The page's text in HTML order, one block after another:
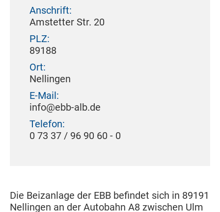
Die Beizanlage der EBB befindet sich in 89191
Nellingen an der Autobahn A8 zwischen Ulm
Anschrift:
Amstetter Str. 20
PLZ:
89188
Ort:
Nellingen
E-Mail:
info@ebb-alb.de
Telefon:
0 73 37 / 96 90 60 - 0